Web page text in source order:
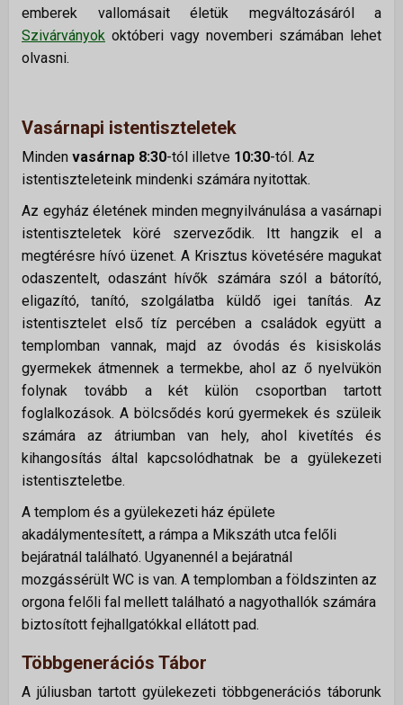
emberek vallomásait életük megváltozásáról a
Szivárványok októberi vagy novemberi számában lehet
olvasni.
Vasárnapi istentiszteletek
Minden vasárnap 8:30-tól illetve 10:30-tól. Az
istentiszteleteink mindenki számára nyitottak.
Az egyház életének minden megnyilvánulása a vasárnapi
istentiszteletek köré szerveződik. Itt hangzik el a
megtérésre hívó üzenet. A Krisztus követésére magukat
odaszentelt, odaszánt hívők számára szól a bátorító,
eligazító, tanító, szolgálatba küldő igei tanítás. Az
istentisztelet első tíz percében a családok együtt a
templomban vannak, majd az óvodás és kisiskolás
gyermekek átmennek a termekbe, ahol az ő nyelvükön
folynak tovább a két külön csoportban tartott
foglalkozások. A bölcsődés korú gyermekek és szüleik
számára az átriumban van hely, ahol kivetítés és
kihangosítás által kapcsolódhatnak be a gyülekezeti
istentiszteletbe.
A templom és a gyülekezeti ház épülete
akadálymentesített, a rámpa a Mikszáth utca felőli
bejáratnál található. Ugyanennél a bejáratnál
mozgássérült WC is van. A templomban a földszinten az
orgona felőli fal mellett található a nagyothallók számára
biztosított fejhallgatókkal ellátott pad.
Többgenerációs Tábor
A júliusban tartott gyülekezeti többgenerációs táborunk